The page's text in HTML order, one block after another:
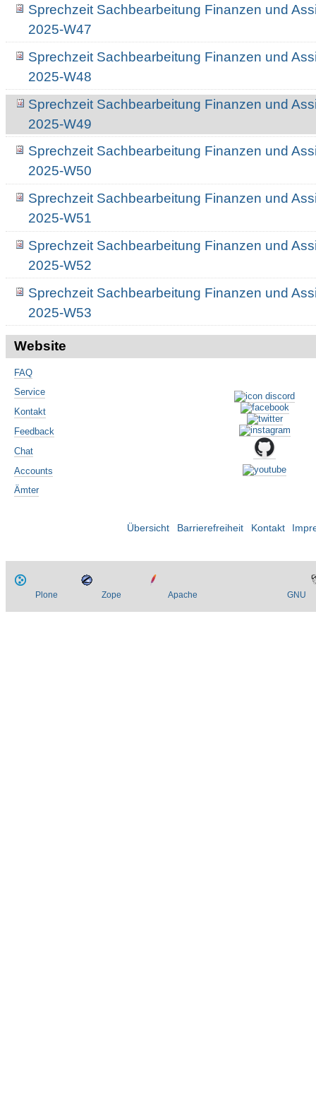
Sprechzeit Sachbearbeitung Finanzen und
2025-W47
Sprechzeit Sachbearbeitung Finanzen und
2025-W48
Sprechzeit Sachbearbeitung Finanzen und
2025-W49
Sprechzeit Sachbearbeitung Finanzen und
2025-W50
Sprechzeit Sachbearbeitung Finanzen und
2025-W51
Sprechzeit Sachbearbeitung Finanzen und
2025-W52
Sprechzeit Sachbearbeitung Finanzen und
2025-W53
Website
FAQ
Service
Kontakt
Feedback
Chat
Accounts
Ämter
Übersicht Barrierefreiheit Kontakt
Plone Zope Apache GNU